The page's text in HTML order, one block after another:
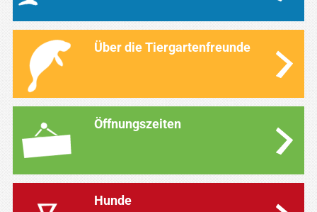
Über die Tiergartenfreunde
Öffnungszeiten
Hunde